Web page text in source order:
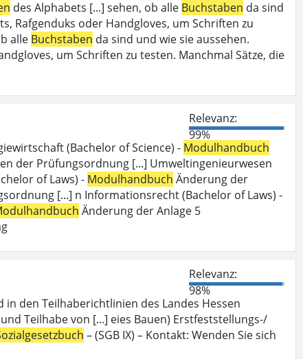
des Alphabets [...] sehen, ob alle Buchstaben da sind
Rafgenduks oder Handgloves, um Schriften zu
alle Buchstaben da sind und wie sie aussehen.
um Schriften zu testen. Manchmal Sätze, die
Relevanz:
99%
(Bachelor of Science) - Modulhandbuch
der Prüfungsordnung [...] Umweltingenieurwesen
of Laws) - Modulhandbuch Änderung der
[...] n Informationsrecht (Bachelor of Laws) -
Änderung der Anlage 5
Relevanz:
98%
in den Teilhaberichtlinien des Landes Hessen
Teilhabe von [...] eies Bauen) Erstfeststellungs-/
– (SGB IX) – Kontakt: Wenden Sie sich